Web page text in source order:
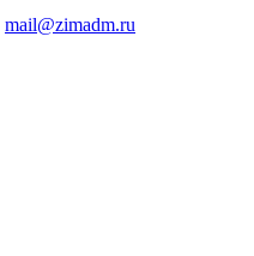
mail@zimadm.ru